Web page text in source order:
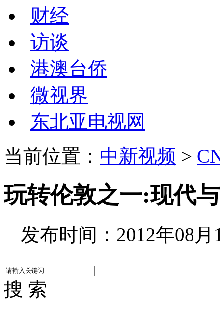
财经
访谈
港澳台侨
微视界
东北亚电视网
当前位置： 中新视频 >
玩转伦敦之一:现代
发布时间：2012年08月
搜 索